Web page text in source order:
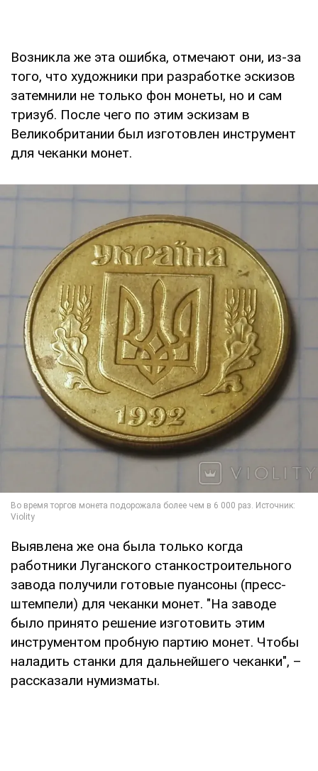
Возникла же эта ошибка, отмечают они, из-за
того, что художники при разработке эскизов
затемнили не только фон монеты, но и сам
тризуб. После чего по этим эскизам в
Великобритании был изготовлен инструмент
для чеканки монет.
Выявлена же она была только когда
работники Луганского станкостроительного
завода получили готовые пуансоны (пресс-
штемпели) для чеканки монет. "На заводе
было принято решение изготовить этим
инструментом пробную партию монет. Чтобы
наладить станки для дальнейшего чеканки", –
рассказали нумизматы.